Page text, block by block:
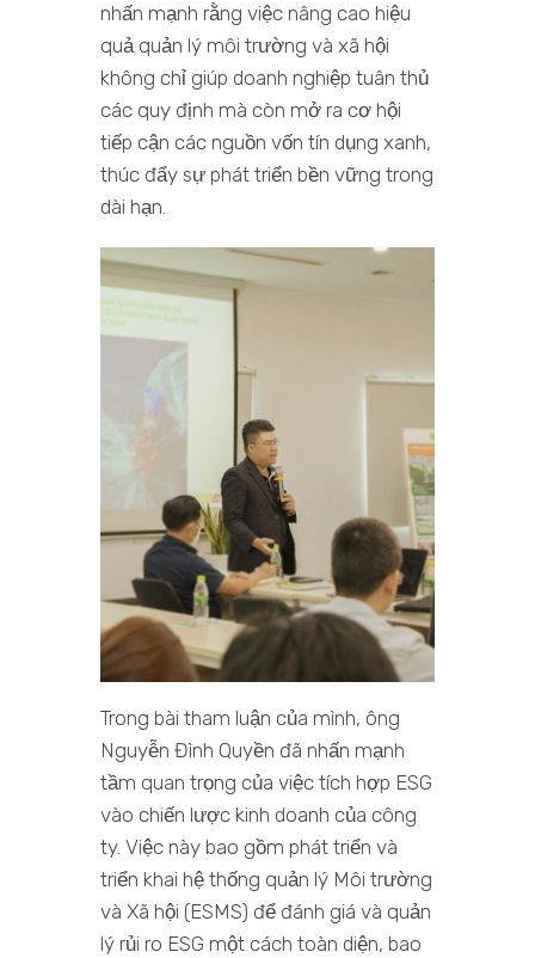
nhấn mạnh rằng việc nâng cao hiệu
quả quản lý môi trường và xã hội
không chỉ giúp doanh nghiệp tuân thủ
các quy định mà còn mở ra cơ hội
tiếp cận các nguồn vốn tín dụng xanh,
thúc đẩy sự phát triển bền vững trong
dài hạn.
Trong bài tham luận của mình, ông
Nguyễn Đình Quyền đã nhấn mạnh
tầm quan trọng của việc tích hợp ESG
vào chiến lược kinh doanh của công
ty. Việc này bao gồm phát triển và
triển khai hệ thống quản lý Môi trường
và Xã hội (ESMS) để đánh giá và quản
lý rủi ro ESG một cách toàn diện, bao